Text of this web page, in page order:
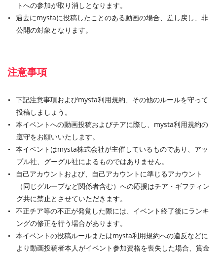
トへの参加が取り消しとなります。
過去にmystaに投稿したことのある動画の場合、差し戻し、非
公開の対象となります。
注意事項
下記注意事項およびmysta利用規約、その他のルールを守って
投稿しましょう。
本イベントへの動画投稿およびチアに際し、mysta利用規約の
遵守をお願いいたします。
本イベントはmysta株式会社が主催しているものであり、アッ
プル社、グーグル社によるものではありません。
自己アカウントおよび、自己アカウントに準じるアカウント
（同じグループなど関係者含む）への応援はチア・ギフティン
グ共に禁止とさせていただきます。
不正チア等の不正が発覚した際には、イベント終了後にランキ
ングの修正を行う場合があります。
本イベントの投稿ルールまたはmysta利用規約への違反などに
より動画投稿者本人がイベント参加資格を喪失した場合、賞金